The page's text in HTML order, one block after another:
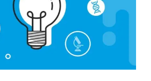
বিষয়ে
হওয়া
– গবেষণা শুরুর আগে আপনার কী কী লাগবে?